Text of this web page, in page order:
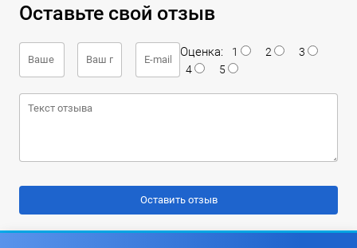
Оставьте свой отзыв
Оценка: 1 2
3
4
5